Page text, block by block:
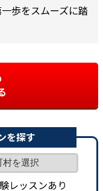
歩をスムーズに踏
を探す
レッスンあり